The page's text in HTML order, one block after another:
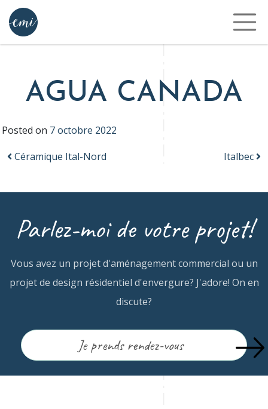
MAIN NAVIGATION
AGUA CANADA
Posted on 7 octobre 2022
POST NAVIGATION
Céramique Ital-Nord Italbec
Parlez-moi de votre projet!
Vous avez un projet d'aménagement commercial ou un
projet de design résidentiel d'envergure? J'adore! On en
discute?
Je prends rendez-vous